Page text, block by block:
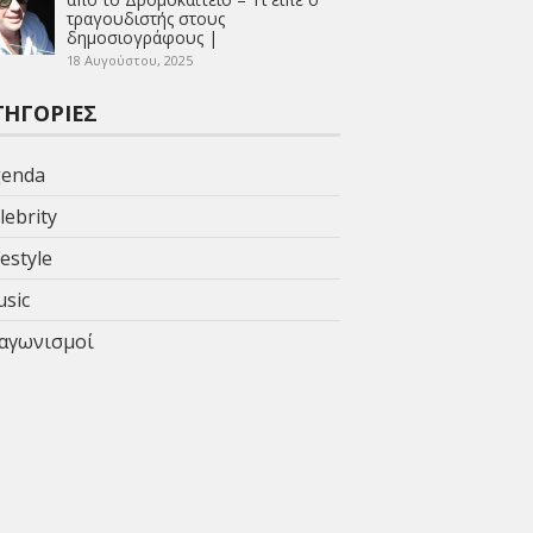
τραγουδιστής στους
δημοσιογράφους |
18 Αυγούστου, 2025